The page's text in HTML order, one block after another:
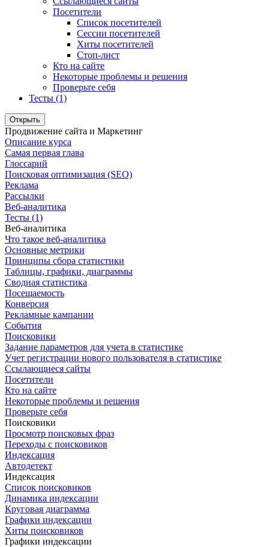
Посетители
Список посетителей
Сессии посетителей
Хиты посетителей
Стоп-лист
Кто на сайте
Некоторые проблемы и решения
Проверьте себя
Тесты (1)
Открыть
Продвижение сайта и Маркетинг
Описание курса
Самая первая глава
Глоссарий
Поисковая оптимизация (SEO)
Реклама
Рассылки
Веб-аналитика
Тесты (1)
Веб-аналитика
Что такое веб-аналитика
Основные метрики
Принципы сбора статистики
Таблицы, графики, диаграммы
Сводная статистика
Посещаемость
Конверсия
Рекламные кампании
События
Поисковики
Задание параметров для учета в статистике
Учет регистрации нового пользователя в статистике
Ссылающиеся сайты
Посетители
Кто на сайте
Некоторые проблемы и решения
Проверьте себя
Поисковики
Просмотр поисковых фраз
Переходы с поисковиков
Индексация
Автодетект
Индексация
Список поисковиков
Динамика индексации
Круговая диаграмма
Графики индексации
Хиты поисковиков
Графики индексации